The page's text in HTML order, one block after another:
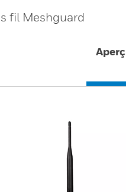
fil Meshguard